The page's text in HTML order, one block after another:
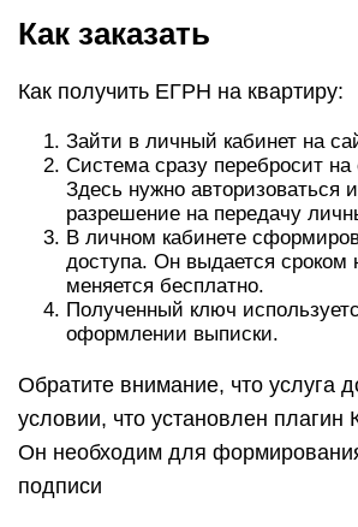
Как заказать
Как получить ЕГРН на квартиру:
Зайти в личный кабинет на
Система сразу перебросит на
Здесь нужно авторизоваться
разрешение на передачу
В личном кабинете
доступа. Он выдается сроком
меняется бесплатно.
Полученный ключ
оформлении выписки.
Обратите внимание, что услуга
условии, что установлен
Он необходим для
подписи